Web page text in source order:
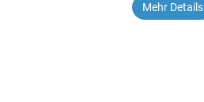
Mehr Details